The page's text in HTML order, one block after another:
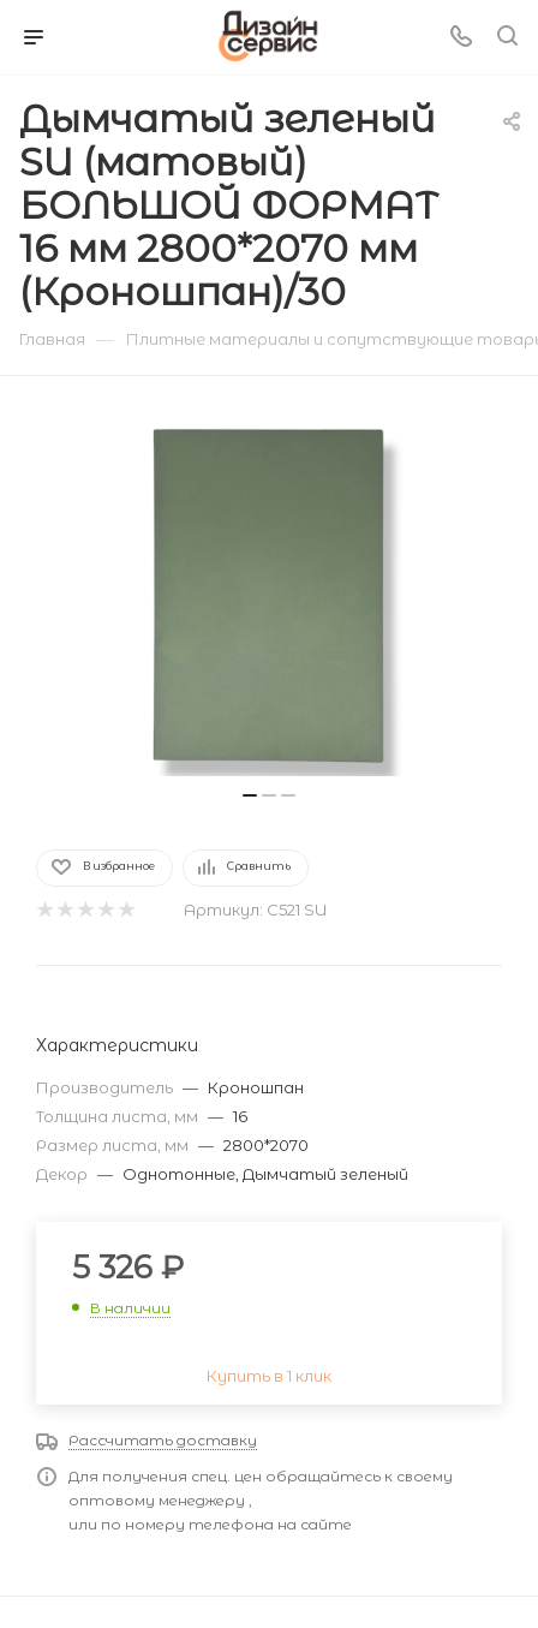
Дымчатый зеленый
SU (матовый)
БОЛЬШОЙ ФОРМАТ
16 мм 2800*2070 мм
(Кроношпан)/30
Главная — Плитные материалы и сопутствующие
В избранное Сравнить
Артикул: C521 SU
Характеристики
Производитель — Кроношпан
Толщина листа, мм — 16
Размер листа, мм — 2800*2070
Декор — Однотонные, Дымчатый зеленый
5 326 ₽
В наличии
Купить в 1 клик
Рассчитать доставку
Для получения спец. цен обращайтесь к своему
оптовому менеджеру ,
или по номеру телефона на сайте